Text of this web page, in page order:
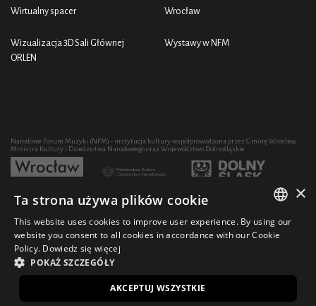
Wirtualny spacer
Wizualizacja 3D Sali Głównej
ORLEN
Wrocław
Wystawy w NFM
Narodowe Forum Muzyki (NFM) - instytucja kultury współprowadzona przez Gminę Wrocław,
Ministra Kultury i Dziedzictwa Narodowego oraz Województwo Dolnośląskie
Rozwój działalności artystycznej i edukacyjnej NFM poprzez zakup sprzętu współfinansowany
© 2021 Narodowe Forum Muzyki Design Ficturo
POLISH
×
Ta strona używa plików cookie
This website uses cookies to improve user experience. By using our
website you consent to all cookies in accordance with our Cookie
Policy. Dowiedz się więcej
POKAŻ SZCZEGÓŁY
AKCEPTUJ WSZYSTKIE